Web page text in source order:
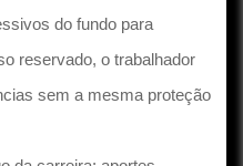
do fundo para
reservado, o trabalhador
sem a mesma proteção